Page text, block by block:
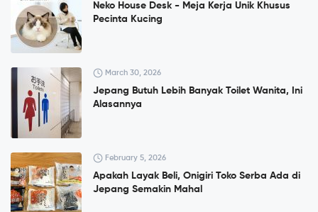
Neko House Desk - Meja Kerja Unik Khusus
Pecinta Kucing
March 30, 2026
Jepang Butuh Lebih Banyak Toilet Wanita, Ini
Alasannya
February 5, 2026
Apakah Layak Beli, Onigiri Toko Serba Ada di
Jepang Semakin Mahal